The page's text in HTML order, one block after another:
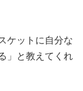
ケットに自分な
」と教えてくれ